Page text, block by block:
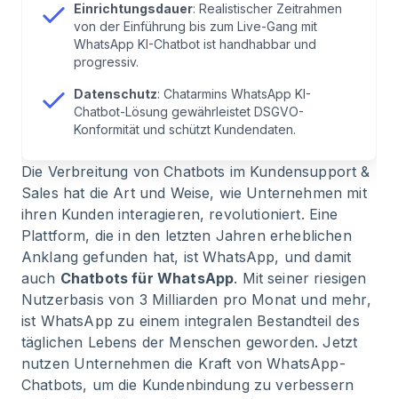
Einrichtungsdauer: Realistischer Zeitrahmen
von der Einführung bis zum Live-Gang mit
WhatsApp KI-Chatbot ist handhabbar und
progressiv.
Datenschutz: Chatarmins WhatsApp KI-
Chatbot-Lösung gewährleistet DSGVO-
Konformität und schützt Kundendaten.
Die Verbreitung vonChatbots im Kundensupport &
Sales hat die Art und Weise, wie Unternehmen mit
ihren Kunden interagieren, revolutioniert. Eine
Plattform, die in den letzten Jahren erheblichen
Anklang gefunden hat, ist WhatsApp, und damit
auch Chatbots für WhatsApp. Mit seiner riesigen
Nutzerbasis von 3 Milliarden pro Monat und mehr,
ist WhatsApp zu einem integralen Bestandteil des
täglichen Lebens der Menschen geworden. Jetzt
nutzen Unternehmen die Kraft von WhatsApp-
Chatbots, um die Kundenbindung zu verbessern